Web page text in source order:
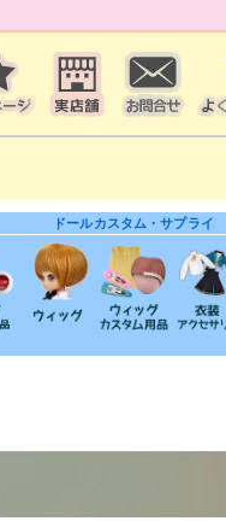
ドールカスタム・サプライ